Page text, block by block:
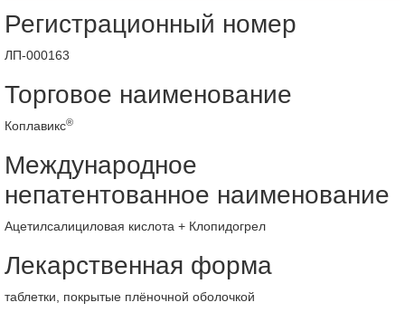
Регистрационный номер
ЛП-000163
Торговое наименование
Коплавикс®
Международное
непатентованное наименование
Ацетилсалициловая кислота + Клопидогрел
Лекарственная форма
таблетки, покрытые плёночной оболочкой